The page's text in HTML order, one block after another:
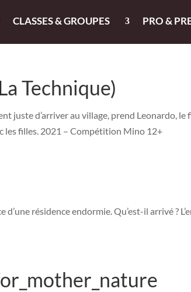
CLASSES & GROUPES PRO &
Technique)
juste d’arriver au village, prend Leonardo, le
les filles. 2021 – Compétition Mino 12+
d’une résidence endormie. Qu’est-il arrivé ?